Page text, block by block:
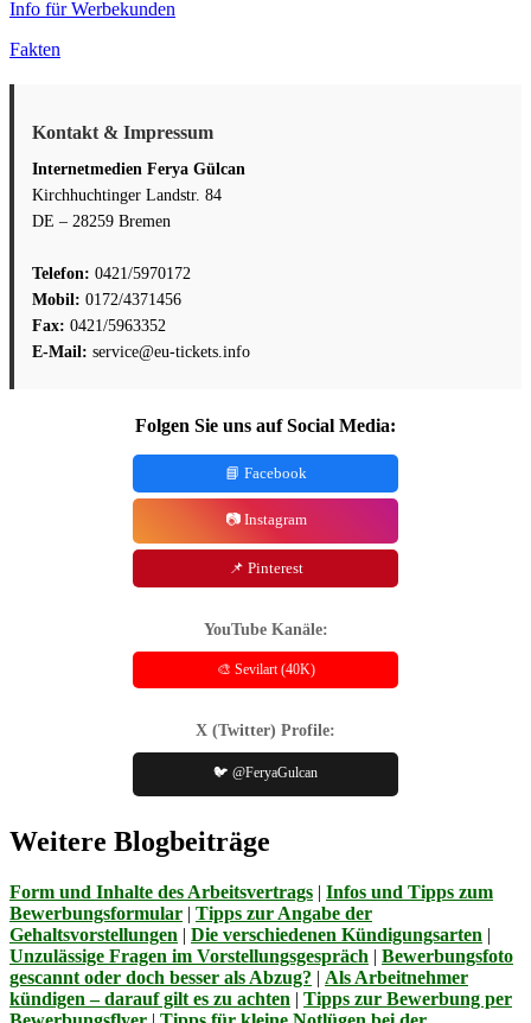
Info für Werbekunden
Fakten
Kontakt & Impressum
Internetmedien Ferya Gülcan
Kirchhuchtinger Landstr. 84
DE – 28259 Bremen
Telefon: 0421/5970172
Mobil: 0172/4371456
Fax: 0421/5963352
E-Mail: service@eu-tickets.info
Folgen Sie uns auf Social Media:
📘 Facebook
📷 Instagram
📌 Pinterest
YouTube Kanäle:
🎨 Sevilart (40K)
X (Twitter) Profile:
🐦 @FeryaGulcan
Weitere Blogbeiträge
Form und Inhalte des Arbeitsvertrags | Infos und Tipps zum
Bewerbungsformular | Tipps zur Angabe der
Gehaltsvorstellungen | Die verschiedenen Kündigungsarten |
Unzulässige Fragen im Vorstellungsgespräch | Bewerbungsfoto
gescannt oder doch besser als Abzug? | Als Arbeitnehmer
kündigen – darauf gilt es zu achten | Tipps zur Bewerbung per